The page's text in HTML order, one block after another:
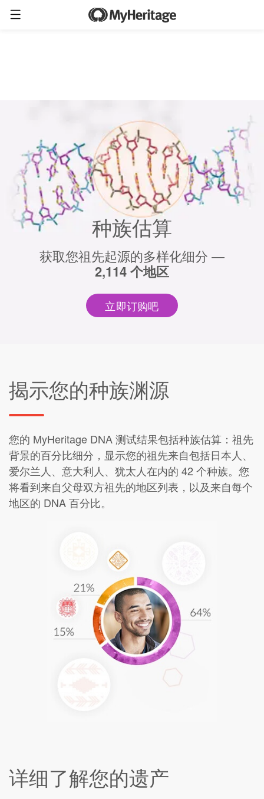
种族估算
获取您祖先起源的多样化细分 —
2,114 个地区
立即订购吧
揭示您的种族渊源
您的 MyHeritage DNA 测试结果包括种族估算：祖先
背景的百分比细分，显示您的祖先来自包括日本人、
爱尔兰人、意大利人、犹太人在内的 42 个种族。您
将看到来自父母双方祖先的地区列表，以及来自每个
地区的 DNA 百分比。
详细了解您的遗产